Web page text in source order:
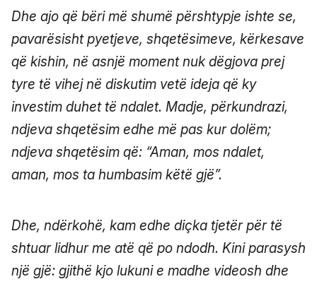
Dhe ajo që bëri më shumë përshtypje ishte se,
pavarësisht pyetjeve, shqetësimeve, kërkesave
që kishin, në asnjë moment nuk dëgjova prej
tyre të vihej në diskutim vetë ideja që ky
investim duhet të ndalet. Madje, përkundrazi,
ndjeva shqetësim edhe më pas kur dolëm;
ndjeva shqetësim që: “Aman, mos ndalet,
aman, mos ta humbasim këtë gjë”.
Dhe, ndërkohë, kam edhe diçka tjetër për të
shtuar lidhur me atë që po ndodh. Kini parasysh
një gjë: gjithë kjo lukuni e madhe videosh dhe